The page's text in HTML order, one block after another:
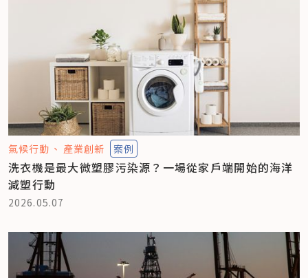
氣候行動 產業創新 案例
洗衣機是最大微塑膠污染源？一場從家戶端開始的海洋
減塑行動
2026.05.07